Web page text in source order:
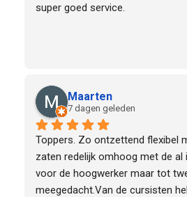
super goed service.
Maarten
7 dagen geleden
Toppers. Zo ontzettend flexibel
zaten redelijk omhoog met de al
voor de hoogwerker maar tot
meegedacht.Van de cursisten